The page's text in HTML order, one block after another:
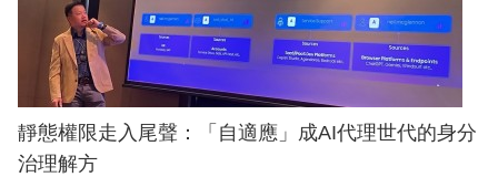
靜態權限走入尾聲：「自適應」成AI代理世代的身分
治理解方